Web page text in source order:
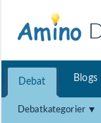
Debat Blogs
Debatkategorier